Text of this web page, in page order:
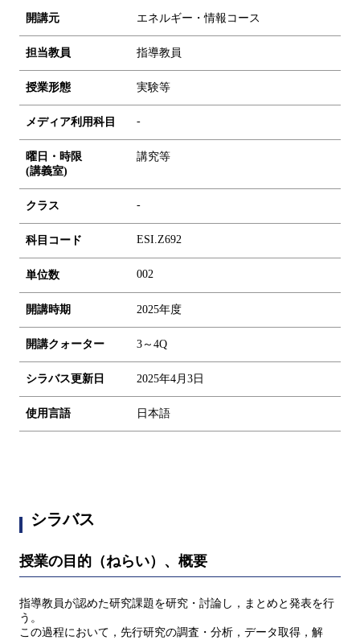
開講元 エネルギー・情報コース
担当教員 指導教員
授業形態 実験等
メディア利用科目 -
曜日・時限
(講義室)
講究等
クラス -
科目コード ESI.Z692
単位数 002
開講時期 2025年度
開講クォーター 3～4Q
シラバス更新日 2025年4月3日
使用言語 日本語
シラバス
授業の目的（ねらい）、概要
指導教員が認めた研究課題を研究・討論し，まとめと発表を行
う。
この過程において，先行研究の調査・分析，データ取得，解